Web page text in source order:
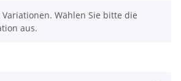
Wählen Sie bitte die
aus.